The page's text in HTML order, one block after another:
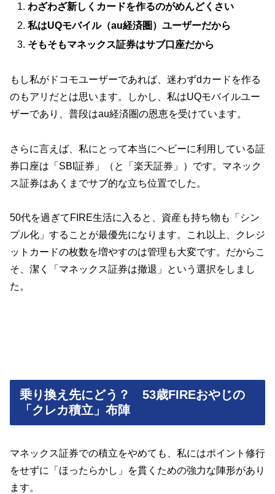
わざわざ新しくカードを作るのがめんどくさい
私はUQモバイル（au経済圏）ユーザーだから
そもそもマネックス証券はサブ口座だから
もし私がドコモユーザーであれば、迷わずdカードを作る
のもアリだとは思います。しかし、私はUQモバイルユー
ザーであり、普段はau経済圏の恩恵を受けています。
さらに言えば、私にとって本当にヘビーに利用している証
券口座は「SBI証券」（と「楽天証券」）です。マネック
ス証券はあくまでサブ的な立ち位置でした。
50代を過ぎてFIRE生活に入ると、資産も持ち物も「シン
プル化」することが最優先になります。これ以上、クレジ
ットカードの枚数を増やすのは管理も大変です。だからこ
そ、潔く「マネックス証券は撤退」という選択をしまし
た。
乗り換え先にどう？ 53歳FIREおやじの
「クレカ積立」布陣
マネックス証券での積立をやめても、私にはポイント修行
をせずに「ほったらかし」を貫くための強力な陣形があり
ます。